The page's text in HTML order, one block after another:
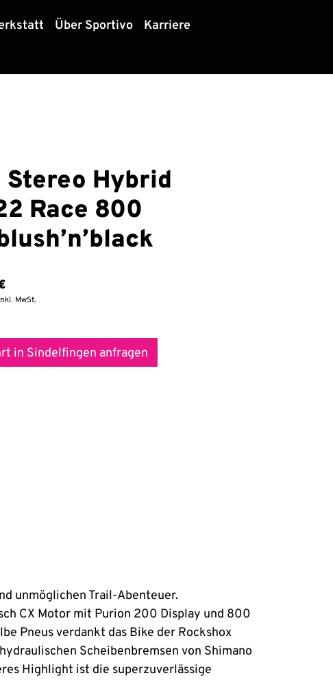
Über Sportivo
Karriere
Stereo Hybrid
Race 800
MwSt.
in Sindelfingen anfragen
unmöglichen Trail-Abenteuer.
CX Motor mit Purion 200 Display und 800
Pneus verdankt das Bike der Rockshox
Scheibenbremsen von Shimano
Highlight ist die superzuverlässige